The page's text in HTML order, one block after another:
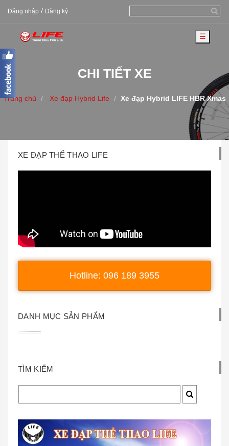
Đăng nhập / Đăng ký
☰
CHI TIẾT XE
Trang chủ Xe đạp Hybrid Life Xe đạp Hybrid LIFE HBR Xmas
XE ĐẠP THỂ THAO LIFE
Hotline: 096 189 3955
DANH MỤC SẢN PHẨM
TÌM KIẾM